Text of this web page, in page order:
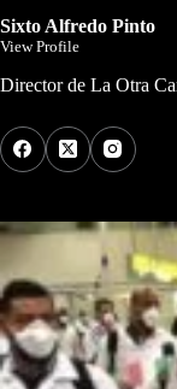
Sixto Alfredo Pinto
View Profile
Director de La Otra